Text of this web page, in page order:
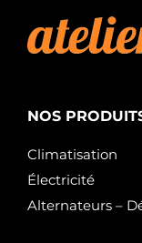
NOS
Climatisation
Électricité
Alternateurs –